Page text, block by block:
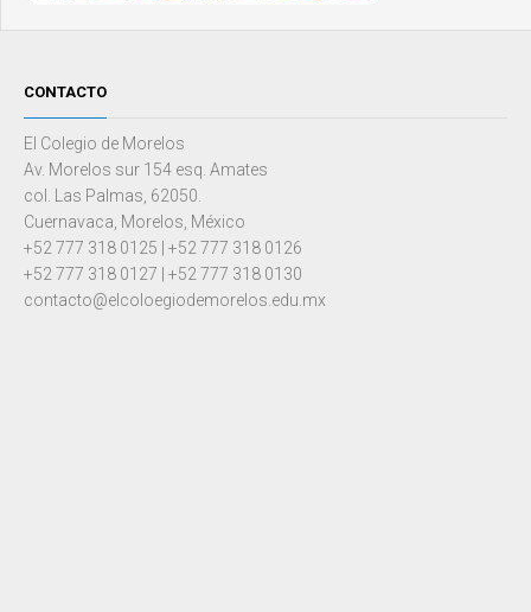
CONTACTO
El Colegio de Morelos
Av. Morelos sur 154 esq. Amates
col. Las Palmas, 62050.
Cuernavaca, Morelos, México
+52 777 318 0125 | +52 777 318 0126
+52 777 318 0127 | +52 777 318 0130
contacto@elcoloegiodemorelos.edu.mx